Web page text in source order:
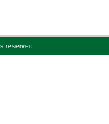
reserved.